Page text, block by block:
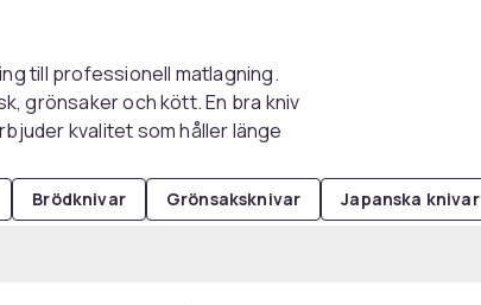
till professionell matlagning.
grönsaker och kött. En bra kniv
kvalitet som håller länge
Brödknivar Grönsaksknivar Japanska knivar